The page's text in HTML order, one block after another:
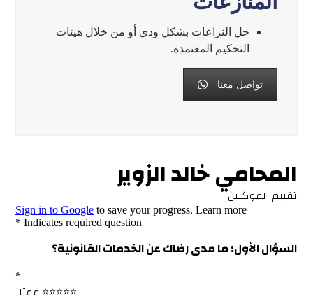
حل النزاعات بشكل ودي أو من خلال هيئات
التحكيم المعتمدة.
تواصل معنا